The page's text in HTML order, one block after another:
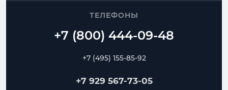
ТЕЛЕФОНЫ
+7 (495) 155-85-92
+7 929 567-73-05